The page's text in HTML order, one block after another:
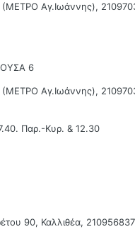
(ΜΕΤΡΟ Αγ.Ιωάννης),
6
(ΜΕΤΡΟ Αγ.Ιωάννης),
Παρ.-Κυρ. & 12.30
90, Καλλιθέα,